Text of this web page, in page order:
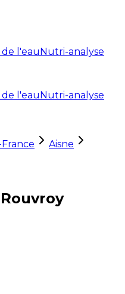
l'eauNutri-analyse
l'eauNutri-analyse
Aisne